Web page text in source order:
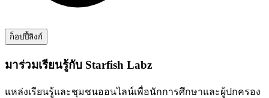
ก็อปปี้ลิงก์
มาร่วมเรียนรู้กับ Starfish Labz
แหล่งเรียนรู้และชุมชนออนไลน์เพื่อนักการศึกษาและผู้ปกครอง